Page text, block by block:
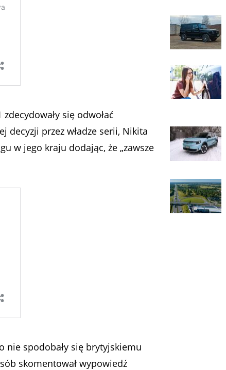
się odwołać
decyzji przez władze serii, Nikita
w jego kraju dodając, że „zawsze
nie spodobały się brytyjskiemu
skomentował wypowiedź